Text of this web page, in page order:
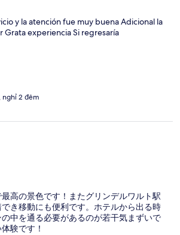
y la atención fue muy buena Adicional la
Grata experiencia Si regresaría
nghỉ 2 đêm
高の景色です！またグリンデルワルト駅
き移動にも便利です。ホテルから出る時
中を通る必要があるのが若干気まずいで
験です！